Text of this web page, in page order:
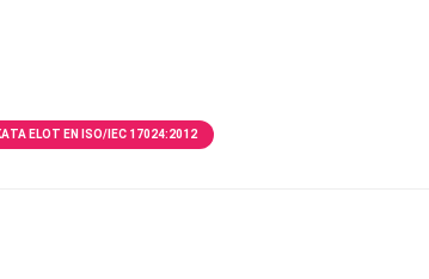
ELOT EN ISO/IEC 17024:2012